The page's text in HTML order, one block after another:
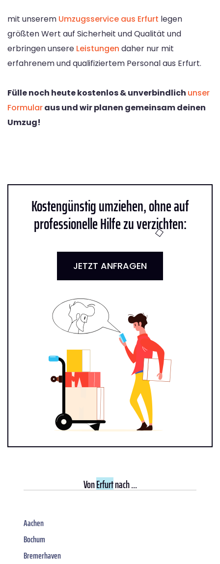
mit unserem Umzugsservice aus Erfurt legen
größten Wert auf Sicherheit und Qualität und
erbringen unsere Leistungen daher nur mit
erfahrenem und qualifiziertem Personal aus Erfurt.
Fülle noch heute kostenlos & unverbindlich unser
Formularaus und wir planen gemeinsam deinen
Umzug!
Kostengünstig umziehen, ohne auf
professionelle Hilfe zu verzichten:
JETZT ANFRAGEN
VonErfurtnach ...
Aachen
Bochum
Bremerhaven